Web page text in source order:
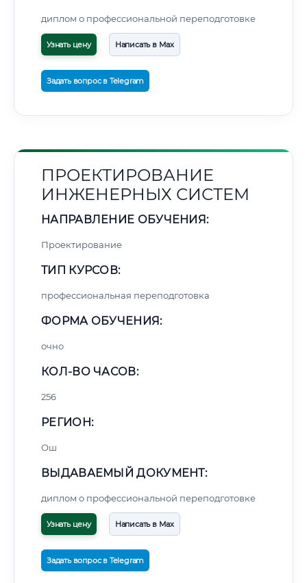
диплом о профессиональной переподготовке
Узнать цену Написать в Max
Задать вопрос в Telegram
ПРОЕКТИРОВАНИЕ
ИНЖЕНЕРНЫХ СИСТЕМ
НАПРАВЛЕНИЕ ОБУЧЕНИЯ:
Проектирование
ТИП КУРСОВ:
профессиональная переподготовка
ФОРМА ОБУЧЕНИЯ:
очно
КОЛ-ВО ЧАСОВ:
256
РЕГИОН:
Ош
ВЫДАВАЕМЫЙ ДОКУМЕНТ:
диплом о профессиональной переподготовке
Узнать цену Написать в Max
Задать вопрос в Telegram